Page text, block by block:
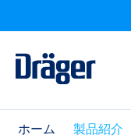
ホーム 製品紹介